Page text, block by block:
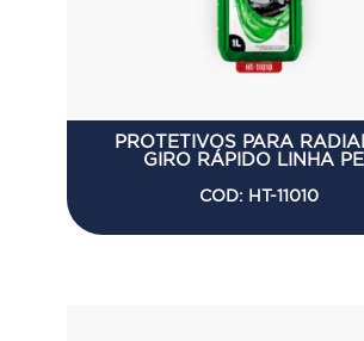
PROTETIVOS PARA
GIRO RÁPIDO LINHA
COD: HT-11010